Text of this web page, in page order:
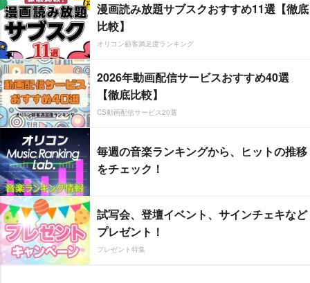
漫画読み放題サブスクおすすめ11選【徹底
比較】
オリコン顧客満足度ランキング
2026年動画配信サービスおすすめ40選
【徹底比較】
CS動画配信サービス20選
毎週の音楽ランキングから、ヒットの推移
をチェック！
試写会、登壇イベント、サインチェキなど
プレゼント！
プレゼント特集